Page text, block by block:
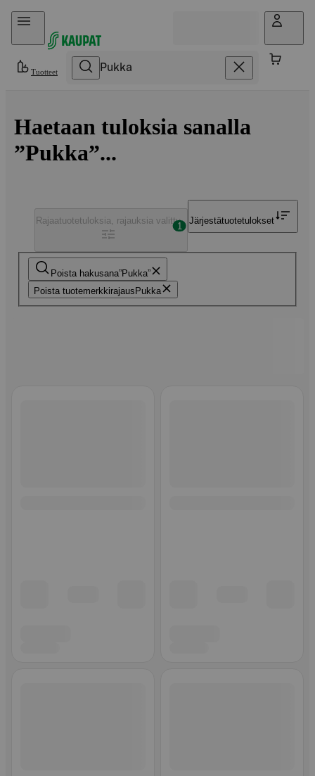
Hyppää sisältöön
Tuotteet
Haetaan tuloksia sanalla
”Pukka”...
Poista hakusana Pukka
Poista tuotemerkkirajaus Pukka
Rajaatuotetuloksia, rajauksia valittu
1
Järjestätuotetulokset